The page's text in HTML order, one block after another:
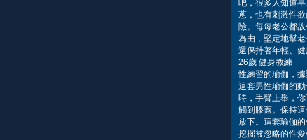
吧，很多人知道
蔥，也有刺激性
險。每每老公都
為由，堅定地幫
還保持著年輕、
26歲 健身教練
性練習的瑜伽，
這套男性瑜伽的
時，手臂上舉，
觸到膝蓋。保持
放下。這套瑜伽
挖掘被忽略的性